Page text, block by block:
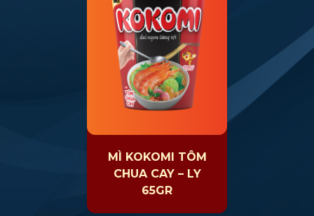
MÌ KOKOMI TÔM
CHUA CAY – LY
65GR